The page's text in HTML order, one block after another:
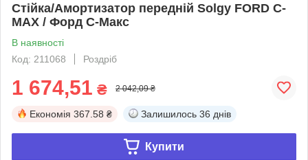
Стійка/Амортизатор передній Solgy FORD C-
MAX / Форд С-Макс
В наявності
Код: 211068
Роздріб
1 674,51 ₴ 2 042,09 ₴
Економія 367.58 ₴ Залишилось 36 днів
Купити